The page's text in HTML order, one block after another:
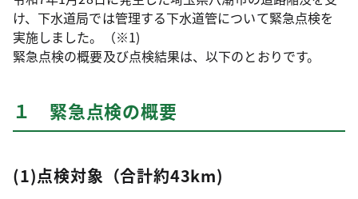
け、下水道局では管理する下水道管について緊急点検を
実施しました。（※1)
緊急点検の概要及び点検結果は、以下のとおりです。
１ 緊急点検の概要
(1)点検対象（合計約43km)